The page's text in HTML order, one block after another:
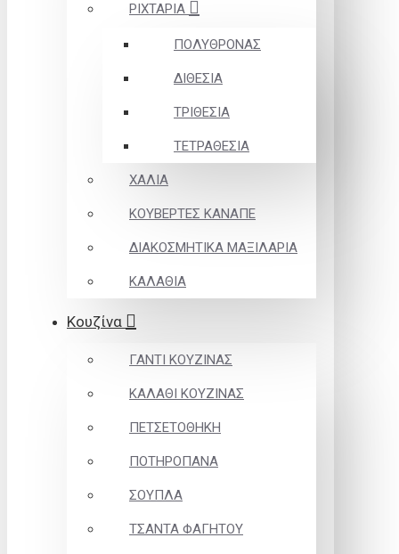
ΡΙΧΤΑΡΙΑ
ΠΟΛΥΘΡΟΝΑΣ
ΔΙΘΕΣΙΑ
ΤΡΙΘΕΣΙΑ
ΤΕΤΡΑΘΕΣΙΑ
ΧΑΛΙΑ
ΚΟΥΒΕΡΤΕΣ ΚΑΝΑΠΕ
ΔΙΑΚΟΣΜΗΤΙΚΑ ΜΑΞΙΛΑΡΙΑ
ΚΑΛΑΘΙΑ
Κουζίνα
ΓΑΝΤΙ ΚΟΥΖΙΝΑΣ
ΚΑΛΑΘΙ ΚΟΥΖΙΝΑΣ
ΠΕΤΣΕΤΟΘΗΚΗ
ΠΟΤΗΡΟΠΑΝΑ
ΣΟΥΠΛΑ
ΤΣΑΝΤΑ ΦΑΓΗΤΟΥ